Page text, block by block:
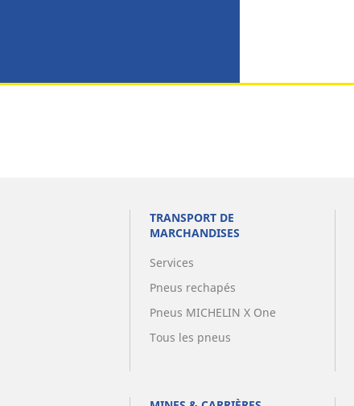
TRANSPORT DE
MARCHANDISES
Services
Pneus rechapés
Pneus MICHELIN X One
Tous les pneus